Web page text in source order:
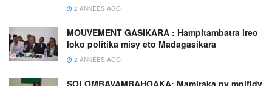
2 ANNÉES AGO
MOUVEMENT GASIKARA : Hampitambatra ireo
loko politika misy eto Madagasikara
2 ANNÉES AGO